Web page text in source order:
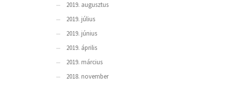
2019. augusztus
2019. július
2019. június
2019. április
2019. március
2018. november